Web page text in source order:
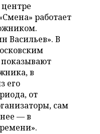
центре
работает
Васильев». В
в
его
от
сам
— в